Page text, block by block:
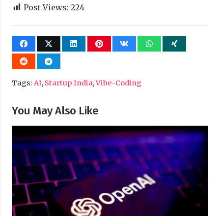
Post Views: 224
Tags: AI, Startup India,Vibe-Coding
You May Also Like